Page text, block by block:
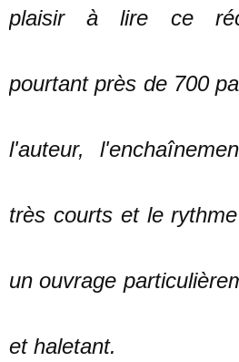
plaisir à lire ce
pourtant près de 700
l'auteur,
très courts et le
un ouvrage
et haletant.